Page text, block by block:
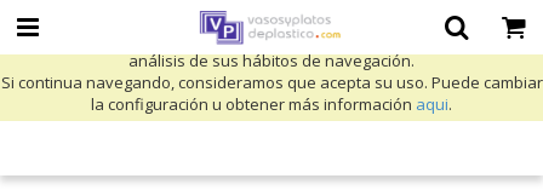
Utilizamos cookies propias y de terceros para mejorar nuestros servicios
y mostrarle publicidad relacionada con sus preferencias mediante el
análisis de sus hábitos de navegación.
Si continua navegando, consideramos que acepta su uso. Puede cambiar
la configuración u obtener más información aqui.